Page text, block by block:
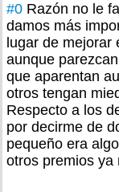
#0 Razón no le
damos más
lugar de
aunque
que aparentan
otros tengan
Respecto a los
por decirme de
pequeño era
otros premios ya